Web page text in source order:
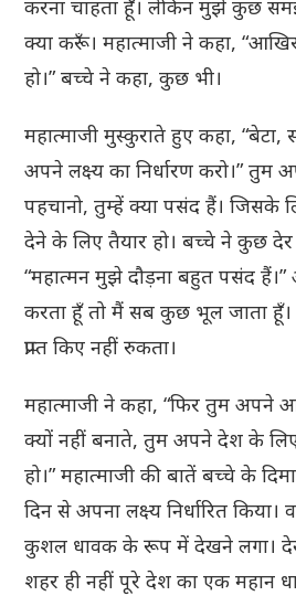
करना चाहता हूँ। लेकिन मुझे कुछ
क्या करूँ। महात्माजी ने कहा,
हो।” बच्चे ने कहा, कुछ भी।
महात्माजी मुस्कुराते हुए कहा,
अपने लक्ष्य का निर्धारण करो।” तुम
पहचानो, तुम्हें क्या पसंद हैं।
देने के लिए तैयार हो। बच्चे ने कुछ
“महात्मन मुझे दौड़ना बहुत पसंद
करता हूँ तो मैं सब कुछ भूल जाता हूँ।
प्राप्त किए नहीं रुकता।
महात्माजी ने कहा, “फिर तुम
क्यों नहीं बनाते, तुम अपने देश के
हो।” महात्माजी की बातें बच्चे के
दिन से अपना लक्ष्य निर्धारित
कुशल धावक के रूप में देखने लगा।
शहर ही नहीं पूरे देश का एक महान